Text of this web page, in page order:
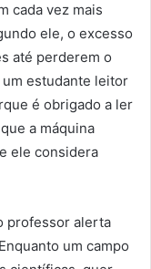
cada vez mais
ele, o excesso
até perderem o
um estudante leitor
é obrigado a ler
a máquina
ele considera
professor alerta
um campo